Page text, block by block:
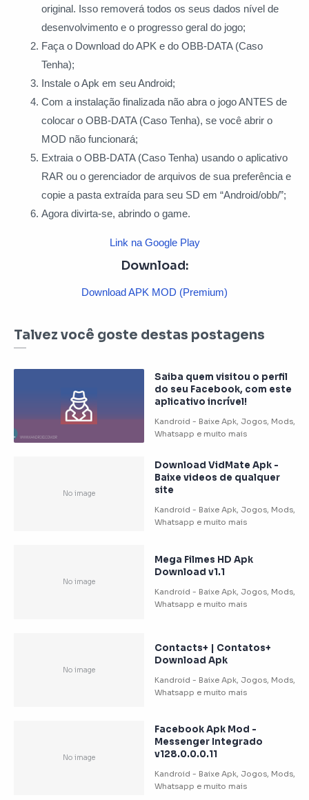
original. Isso removerá todos os seus dados nível de
desenvolvimento e o progresso geral do jogo;
Faça o Download do APK e do OBB-DATA (Caso
Tenha);
Instale o Apk em seu Android;
Com a instalação finalizada não abra o jogo ANTES de
colocar o OBB-DATA (Caso Tenha), se você abrir o
MOD não funcionará;
Extraia o OBB-DATA (Caso Tenha) usando o aplicativo
RAR ou o gerenciador de arquivos de sua preferência e
copie a pasta extraída para seu SD em “Android/obb/”;
Agora divirta-se, abrindo o game.
Link na Google Play
Download:
Download APK MOD (Premium)
Talvez você goste destas postagens
Saiba quem visitou o perfil
do seu Facebook, com este
aplicativo incrível!
Download VidMate Apk -
Baixe videos de qualquer
site
Mega Filmes HD Apk
Download v1.1
Contacts+ | Contatos+
Download Apk
Facebook Apk Mod -
Messenger Integrado
v128.0.0.0.11